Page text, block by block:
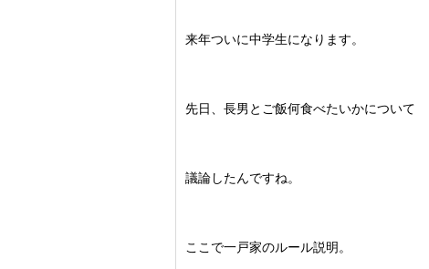
来年ついに中学生になります。
先日、長男とご飯何食べたいかについて
議論したんですね。
ここで一戸家のルール説明。